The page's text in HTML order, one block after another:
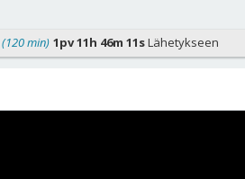
(120 min) 1pv 11h 46m 9sLähetykseen